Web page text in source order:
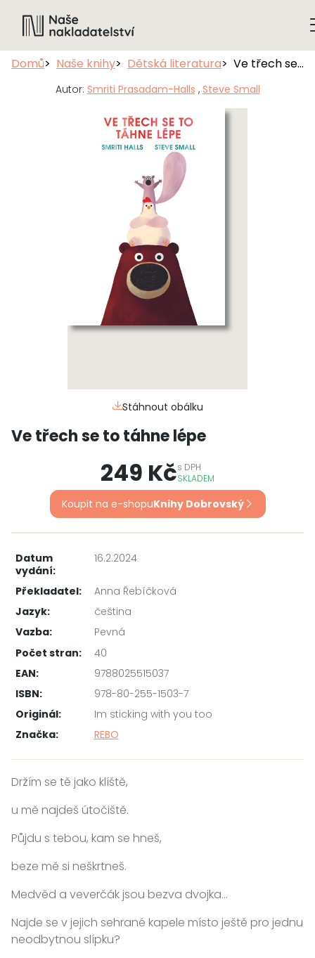
Domů Naše knihy Dětská literatura Ve třech se to táhne lépe
Autor: Smriti Prasadam-Halls , Steve Small
Stáhnout obálku
Ve třech se to táhne lépe
249 Kčs DPH
SKLADEM
Koupit na e-shopuKnihy Dobrovský
Datum
vydání:
16.2.2024
Překladatel:
Anna Řebíčková
Jazyk:
čeština
Vazba:
Pevná
Počet stran:
40
EAN:
9788025515037
ISBN:
978-80-255-1503-7
Originál:
Im sticking with you too
Značka:
REBO
Držím se tě jako klíště,
u mě najdeš útočiště.
Půjdu s tebou, kam se hneš,
beze mě si neškrtneš.
Medvěd a veverčák jsou bezva dvojka...
Najde se v jejich sehrané kapele místo ještě pro jednu
neodbytnou slípku?